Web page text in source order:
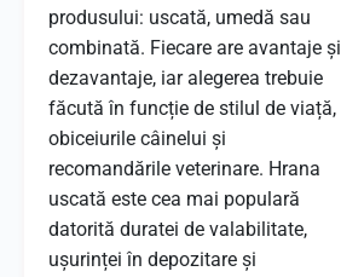
produsului: uscată, umedă sau
combinată. Fiecare are avantaje și
dezavantaje, iar alegerea trebuie
făcută în funcție de stilul de viață,
obiceiurile câinelui și
recomandările veterinare. Hrana
uscată este cea mai populară
datorită duratei de valabilitate,
ușurinței în depozitare și